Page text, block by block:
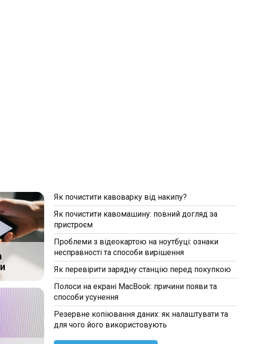
Як почистити кавоварку від накипу?
Як почистити кавомашину: повний догляд за
пристроєм
Проблеми з відеокартою на ноутбуці: ознаки
несправності та способи вирішення
Як перевірити зарядну станцію перед покупкою
Полоси на екрані MacBook: причини появи та
способи усунення
Резервне копіювання даних: як налаштувати та
для чого його використовують